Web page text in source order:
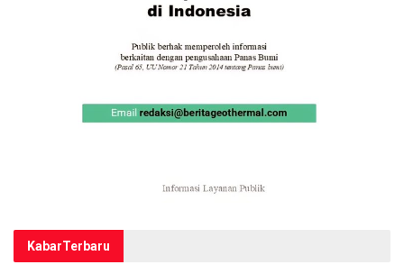
KabarTerbaru